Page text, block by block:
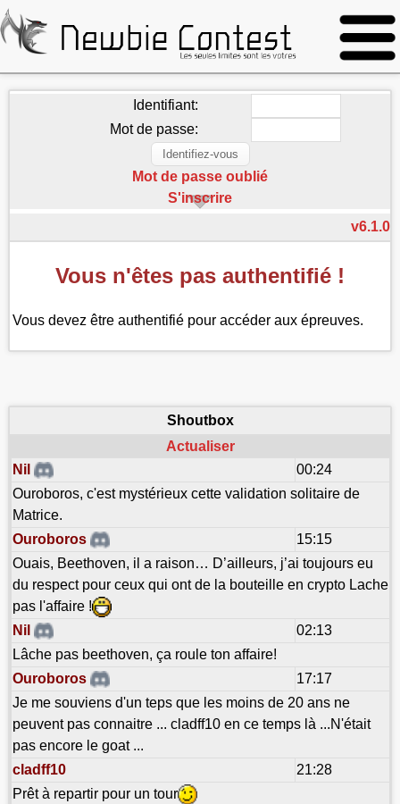
Identifiant:
Mot de passe:
Mot de passe oublié
S'inscrire
v6.1.0
Vous n'êtes pas authentifié !
Vous devez être authentifié pour accéder aux épreuves.
Shoutbox
Actualiser
Nil
00:24
Ouroboros, c'est mystérieux cette validation solitaire de
Matrice.
Ouroboros
15:15
Ouais, Beethoven, il a raison… D’ailleurs, j’ai toujours eu
du respect pour ceux qui ont de la bouteille en crypto Lache
pas l'affaire !
Nil
02:13
Lâche pas beethoven, ça roule ton affaire!
Ouroboros
17:17
Je me souviens d'un teps que les moins de 20 ans ne
peuvent pas connaitre ... cladff10 en ce temps là ...N'était
pas encore le goat ...
cladff10
21:28
Prêt à repartir pour un tour